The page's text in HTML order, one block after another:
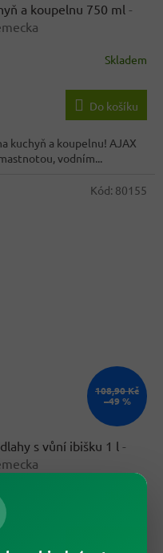
a koupelnu 750 ml -
Skladem
Do košíku
kuchyň a koupelnu! AJAX
vodním...
108,90 Kč
–49 %
s vůní ibišku 1 l -
Kód: 80155